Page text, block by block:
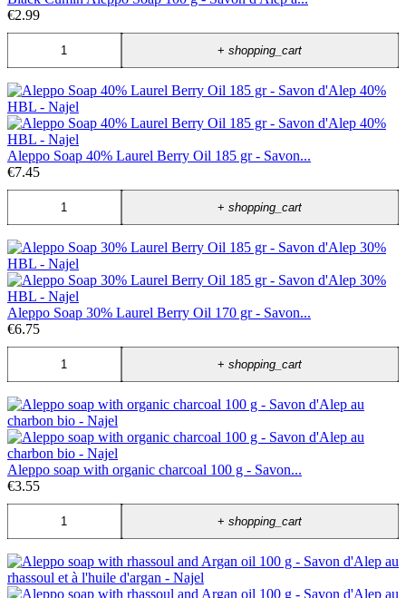
€2.99
+shopping_cart
Aleppo Soap 40% Laurel Berry Oil 185 gr - Savon...
€7.45
+shopping_cart
Aleppo Soap 30% Laurel Berry Oil 170 gr - Savon...
€6.75
+shopping_cart
Aleppo soap with organic charcoal 100 g - Savon...
€3.55
+shopping_cart